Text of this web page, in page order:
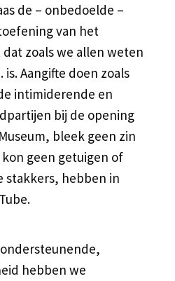
de – onbedoelde –
van het
zoals we allen weten
Aangifte doen zoals
intimiderende en
bij de opening
bleek geen zin
geen getuigen of
stakkers, hebben in
hebben we